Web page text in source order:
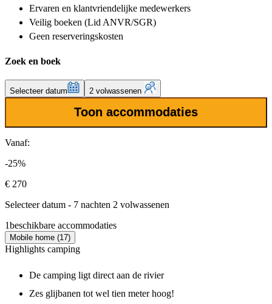
Ervaren en klantvriendelijke medewerkers
Veilig boeken (Lid ANVR/SGR)
Geen reserveringskosten
Zoek en boek
Selecteer datum 2 volwassenen
Toon accommodaties
Vanaf:
-25%
€ 270
Selecteer datum - 7 nachten 2 volwassenen
1beschikbare accommodaties
Mobile home (17)
Highlights camping
De camping ligt direct aan de rivier
Zes glijbanen tot wel tien meter hoog!